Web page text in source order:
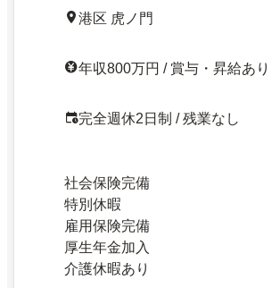
港区 虎ノ門
年収800万円 / 賞与・昇給あり
完全週休2日制 / 残業なし
社会保険完備
特別休暇
雇用保険完備
厚生年金加入
介護休暇あり